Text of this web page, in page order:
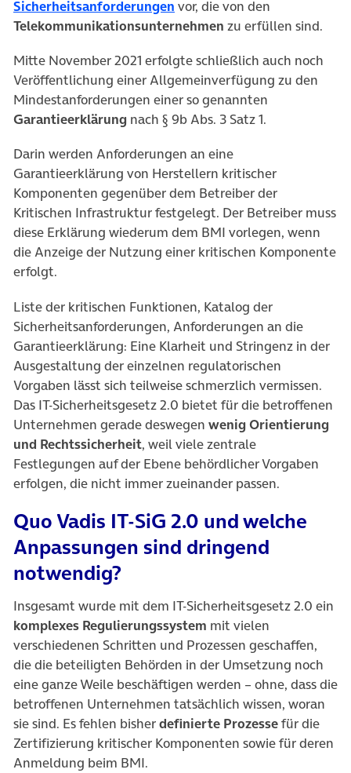
Sicherheitsanforderungen (öffnet in neuem Tab)
vor, die von den
Telekommunikationsunternehmen zu erfüllen sind.
Mitte November 2021 erfolgte schließlich auch noch
Veröffentlichung einer Allgemeinverfügung zu den
Mindestanforderungen einer so genannten
Garantieerklärung nach § 9b Abs. 3 Satz 1.
Darin werden Anforderungen an eine
Garantieerklärung von Herstellern kritischer
Komponenten gegenüber dem Betreiber der
Kritischen Infrastruktur festgelegt. Der Betreiber muss
diese Erklärung wiederum dem BMI vorlegen, wenn
die Anzeige der Nutzung einer kritischen Komponente
erfolgt.
Liste der kritischen Funktionen, Katalog der
Sicherheitsanforderungen, Anforderungen an die
Garantieerklärung: Eine Klarheit und Stringenz in der
Ausgestaltung der einzelnen regulatorischen
Vorgaben lässt sich teilweise schmerzlich vermissen.
Das IT-Sicherheitsgesetz 2.0 bietet für die betroffenen
Unternehmen gerade deswegen wenig Orientierung
und Rechtssicherheit, weil viele zentrale
Festlegungen auf der Ebene behördlicher Vorgaben
erfolgen, die nicht immer zueinander passen.
Quo Vadis IT-SiG 2.0 und welche
Anpassungen sind dringend
notwendig?
Insgesamt wurde mit dem IT-Sicherheitsgesetz 2.0 ein
komplexes Regulierungssystem mit vielen
verschiedenen Schritten und Prozessen geschaffen,
die die beteiligten Behörden in der Umsetzung noch
eine ganze Weile beschäftigen werden – ohne, dass die
betroffenen Unternehmen tatsächlich wissen, woran
sie sind. Es fehlen bisherdefinierte Prozessefür die
Zertifizierung kritischer Komponenten sowie für deren
Anmeldung beim BMI.